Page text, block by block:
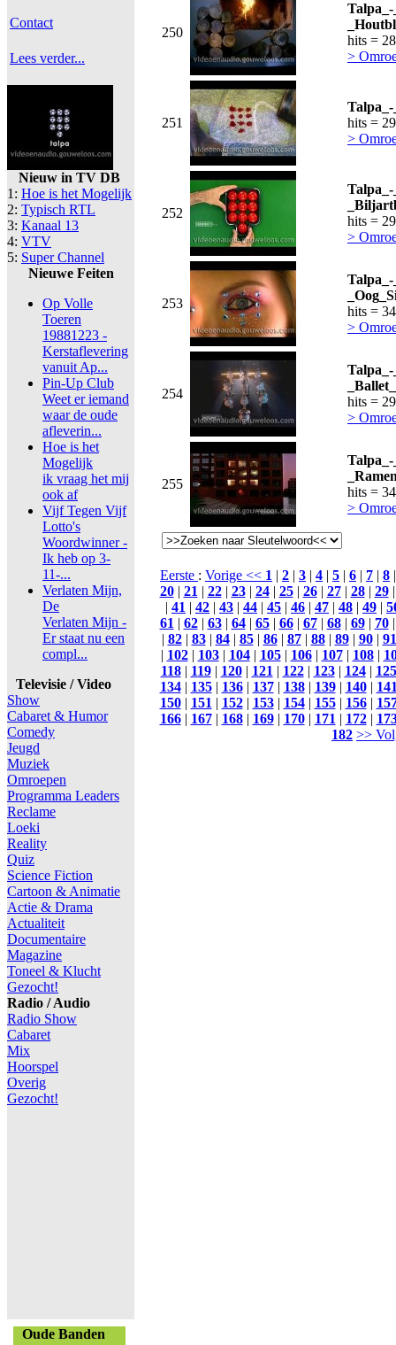
Contact
Lees verder...
Nieuw in TV DB
1: Hoe is het Mogelijk
2: Typisch RTL
3: Kanaal 13
4: VTV
5: Super Channel
Nieuwe Feiten
Op Volle
Toeren
19881223 -
Kerstaflevering
vanuit Ap...
Pin-Up Club
Weet er iemand
waar de oude
afleverin...
Hoe is het
Mogelijk
ik vraag het mij
ook af
Vijf Tegen Vijf
Lotto's
Woordwinner -
Ik heb op 3-
11-...
Verlaten Mijn,
De
Verlaten Mijn -
Er staat nu een
compl...
Televisie / Video
Show
Cabaret & Humor
Comedy
Jeugd
Muziek
Omroepen
Programma Leaders
Reclame
Loeki
Reality
Quiz
Science Fiction
Cartoon & Animatie
Actie & Drama
Actualiteit
Documentaire
Magazine
Toneel & Klucht
Gezocht!
Radio / Audio
Radio Show
Cabaret
Mix
Hoorspel
Overig
Gezocht!
Oude Banden
250
Talpa_-
hits =
>
251
Talpa_-
hits =
>
252
Talpa_-
hits =
>
253
Talpa_-
hits =
>
254
Talpa_-
hits =
>
255
Talpa_-
hits =
>
Eerste : Vorige << 1 | 2 | 3 | 4 | 5 | 6 | 7 | 8
20| 21| 22| 23| 24| 25| 26| 27| 28| 29
| 41 | 42 | 43 | 44 | 45 | 46 | 47 | 48 | 49 |
61| 62| 63| 64| 65| 66| 67| 68| 69| 70
| 82| 83| 84| 85| 86| 87| 88| 89| 90| 91
| 102| 103| 104| 105| 106| 107| 108|
118| 119| 120| 121| 122| 123| 124| 125
134| 135| 136| 137| 138| 139| 140|
150| 151| 152| 153| 154| 155| 156|
166| 167| 168| 169| 170| 171| 172|
182 >>